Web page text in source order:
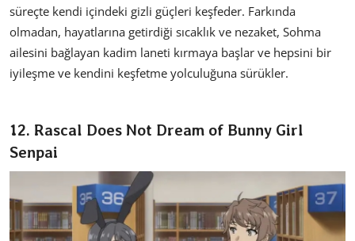
süreçte kendi içindeki gizli güçleri keşfeder. Farkında
olmadan, hayatlarına getirdiği sıcaklık ve nezaket, Sohma
ailesini bağlayan kadim laneti kırmaya başlar ve hepsini bir
iyileşme ve kendini keşfetme yolculuğuna sürükler.
12. Rascal Does Not Dream of Bunny Girl
Senpai